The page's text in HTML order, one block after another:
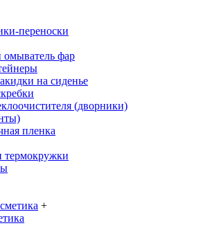
переноски
фар
на сиденье
(дворники)
пленка
термокружки
+